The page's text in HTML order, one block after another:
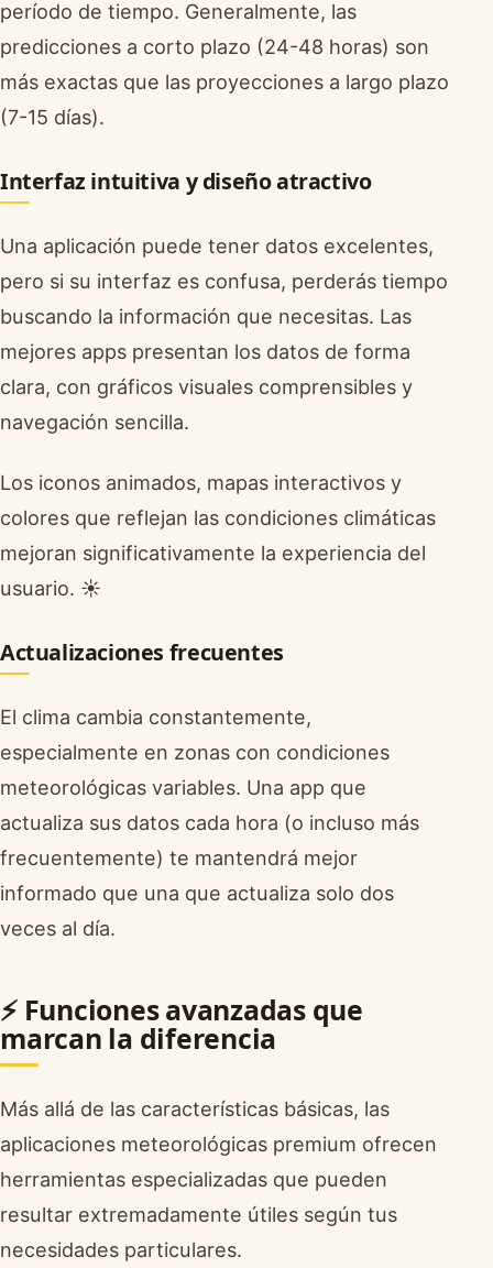
período de tiempo. Generalmente, las
predicciones a corto plazo (24-48 horas) son
más exactas que las proyecciones a largo plazo
(7-15 días).
Interfaz intuitiva y diseño atractivo
Una aplicación puede tener datos excelentes,
pero si su interfaz es confusa, perderás tiempo
buscando la información que necesitas. Las
mejores apps presentan los datos de forma
clara, con gráficos visuales comprensibles y
navegación sencilla.
Los iconos animados, mapas interactivos y
colores que reflejan las condiciones climáticas
mejoran significativamente la experiencia del
usuario. ☀️
Actualizaciones frecuentes
El clima cambia constantemente,
especialmente en zonas con condiciones
meteorológicas variables. Una app que
actualiza sus datos cada hora (o incluso más
frecuentemente) te mantendrá mejor
informado que una que actualiza solo dos
veces al día.
⚡ Funciones avanzadas que
marcan la diferencia
Más allá de las características básicas, las
aplicaciones meteorológicas premium ofrecen
herramientas especializadas que pueden
resultar extremadamente útiles según tus
necesidades particulares.